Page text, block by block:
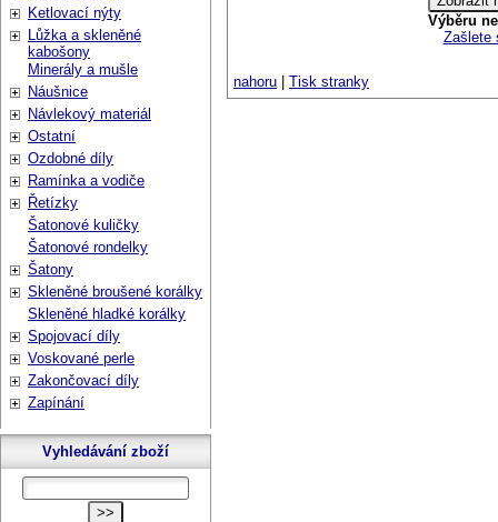
Výběru
Zašlete
nahoru Tisk stranky
Ketlovací nýty
Lůžka a skleněné
kabošony
Minerály a mušle
Náušnice
Návlekový materiál
Ostatní
Ozdobné díly
Ramínka a vodiče
Řetízky
Šatonové kuličky
Šatonové rondelky
Šatony
Skleněné broušené korálky
Skleněné hladké korálky
Spojovací díly
Voskované perle
Zakončovací díly
Zapínání
Vyhledávání zboží